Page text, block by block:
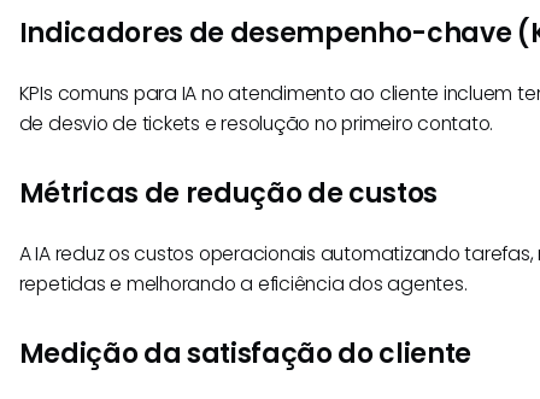
Indicadores de desempenho-chave
KPIs comuns para IA no atendimento ao cliente incluem
de desvio de tickets e resolução no primeiro contato.
Métricas de redução de custos
A IA reduz os custos operacionais automatizando
repetidas e melhorando a eficiência dos agentes.
Medição da satisfação do cliente